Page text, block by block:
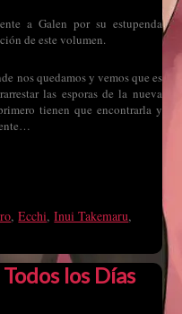
a Galen por su estupenda
de este volumen.
nos quedamos y vemos que es
las esporas de la nueva
tienen que encontrarla y
,Ecchi,Inui Takemaru,
los Días